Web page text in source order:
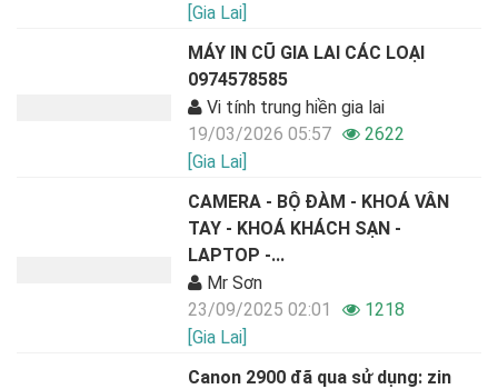
[Gia Lai]
MÁY IN CŨ GIA LAI CÁC LOẠI
0974578585
Vi tính trung hiền gia lai
19/03/2026 05:57
2622
[Gia Lai]
CAMERA - BỘ ĐÀM - KHOÁ VÂN
TAY - KHOÁ KHÁCH SẠN -
LAPTOP -...
Mr Sơn
23/09/2025 02:01
1218
[Gia Lai]
Canon 2900 đã qua sử dụng: zin